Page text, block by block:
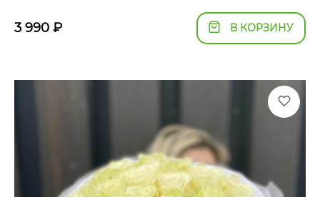
3 990 ₽ В КОРЗИНУ